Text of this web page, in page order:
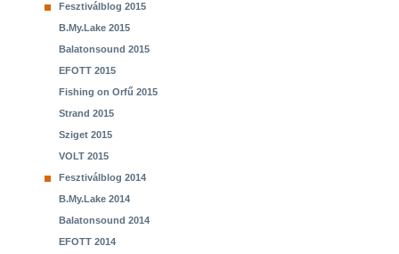
Fesztiválblog 2015
B.My.Lake 2015
Balatonsound 2015
EFOTT 2015
Fishing on Orfű 2015
Strand 2015
Sziget 2015
VOLT 2015
Fesztiválblog 2014
B.My.Lake 2014
Balatonsound 2014
EFOTT 2014